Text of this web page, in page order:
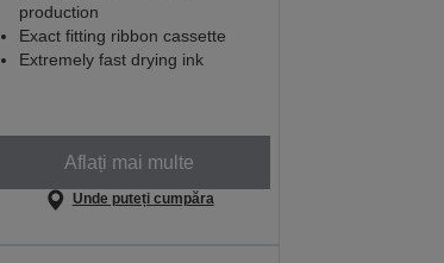
production
Exact fitting ribbon cassette
Extremely fast drying ink
Aflați mai multe
Unde puteți cumpăra